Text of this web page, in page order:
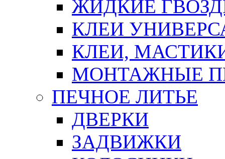
ЖИДКИЕ
КЛЕИ
КЛЕИ,
МОНТАЖНЫЕ
ПЕЧНОЕ ЛИТЬЕ
ДВЕРКИ
ЗАДВИЖКИ